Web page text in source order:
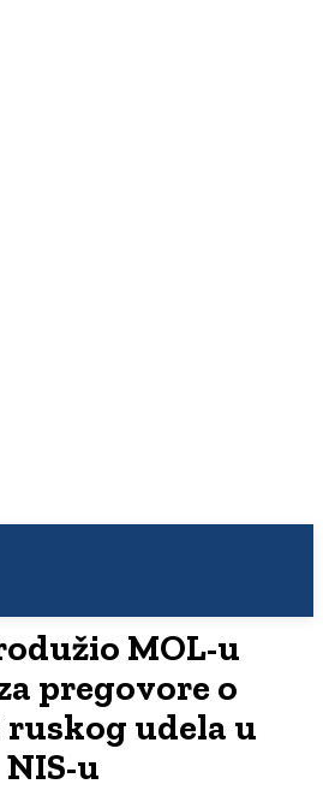
MOL-u
pregovore o
udela u
NIS-u